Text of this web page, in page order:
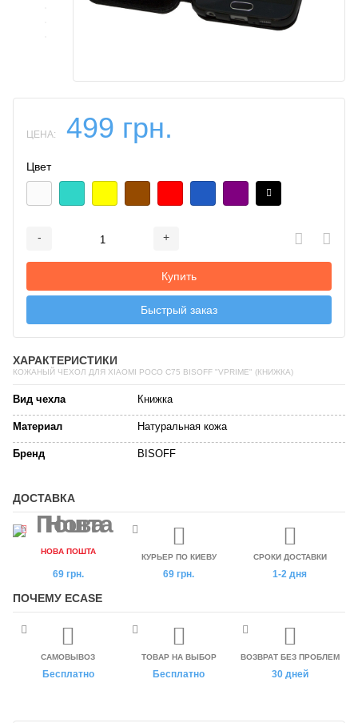
ЦЕНА: 499 грн.
Цвет
- +
Купить
Быстрый заказ
ХАРАКТЕРИСТИКИ
КОЖАНЫЙ ЧЕХОЛ ДЛЯ XIAOMI POCO C75 BISOFF "VPRIME" (КНИЖКА)
Вид чехла Книжка
Материал Натуральная кожа
Бренд BISOFF
ДОСТАВКА
НОВА ПОШТА
69 грн.
КУРЬЕР ПО КИЕВУ
69 грн.
СРОКИ ДОСТАВКИ
1-2 дня
ПОЧЕМУ ECASE
САМОВЫВОЗ
Бесплатно
ТОВАР НА ВЫБОР
Бесплатно
ВОЗВРАТ БЕЗ ПРОБЛЕМ
30 дней